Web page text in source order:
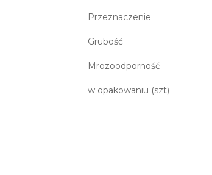
Przeznaczenie
Grubość
Mrozoodporność
w opakowaniu (szt)